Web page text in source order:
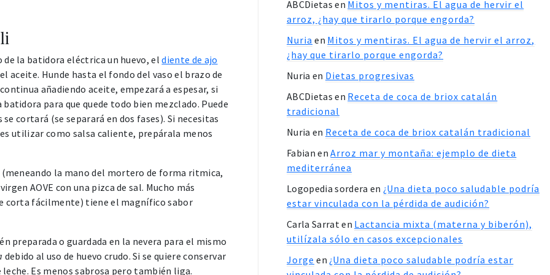
de la batidora eléctrica un huevo, eldiente de ajo
aceite. Hunde hasta el fondo del vaso el brazo de
añadiendo aceite, empezará a espesar, si
para que quede todo bien mezclado. Puede
cortará (se separará en dos fases). Si necesitas
utilizar como salsa caliente, prepárala menos
la mano del mortero de forma ritmica,
AOVE con una pizca de sal. Mucho más
corta fácilmente) tiene el magnífico sabor
preparada o guardada en la nevera para el mismo
debido al uso de huevo crudo. Si se quiere conservar
Es menos sabrosa pero también liga.
ABCDietas en Mitos y mentiras. El agua de hervir el
arroz, ¿hay que tirarlo porque engorda?
Nuria en Mitos y mentiras. El agua de hervir el arroz,
¿hay que tirarlo porque engorda?
Nuria en Dietas progresivas
ABCDietas en Receta de coca de briox catalán
tradicional
Nuria en Receta de coca de briox catalán tradicional
Fabian enArroz mar y montaña: ejemplo de dieta
mediterránea
Logopedia sordera en ¿Una dieta poco saludable podría
estar vinculada con la pérdida de audición?
Carla Sarraten Lactancia mixta (materna y biberón),
utilízala sólo en casos excepcionales
Jorge en ¿Una dieta poco saludable podría estar